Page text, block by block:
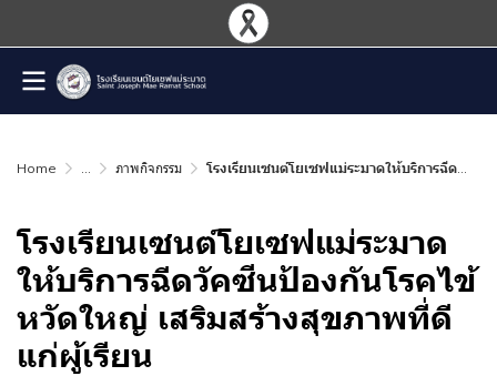
Home ... ภาพกิจกรรม โรงเรียนเซนต์โยเซฟแม่ระมาดให้บริการฉีดวัคซีนป้องกันโรคไข้หวัดใหญ่ เสริมสร้างสุขภาพที่ดีแก่ผู้เรียน
โรงเรียนเซนต์โยเซฟแม่ระมาด
ให้บริการฉีดวัคซีนป้องกันโรคไข้
หวัดใหญ่ เสริมสร้างสุขภาพที่ดี
แก่ผู้เรียน